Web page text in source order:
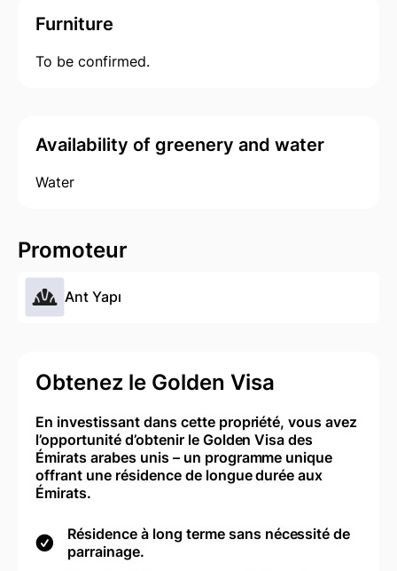
Furniture
To be confirmed.
Availability of greenery and water
Water
Promoteur
Ant Yapı
Obtenez le Golden Visa
En investissant dans cette propriété, vous avez
l’opportunité d’obtenir le Golden Visa des
Émirats arabes unis – un programme unique
offrant une résidence de longue durée aux
Émirats.
Résidence à long terme sans nécessité de
parrainage.